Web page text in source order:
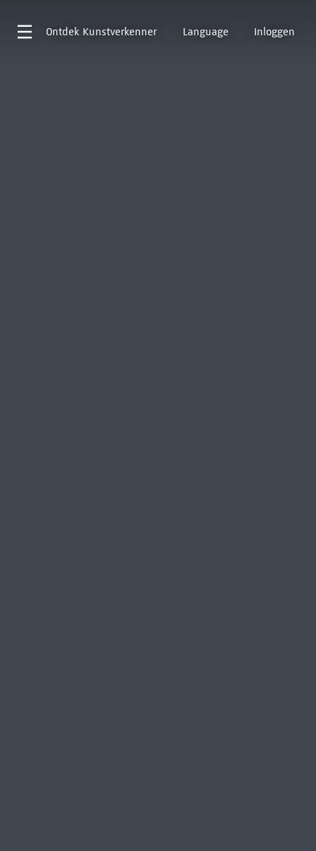
Ontdek Kunstverkenner Language Inloggen